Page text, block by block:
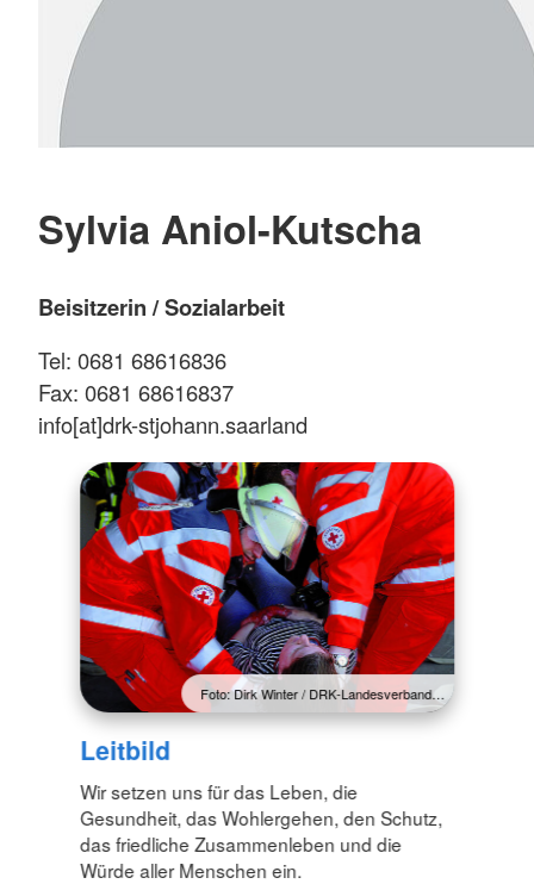
Sylvia Aniol-Kutscha
Beisitzerin / Sozialarbeit
Tel: 0681 68616836
Fax: 0681 68616837
info[at]drk-stjohann.saarland
Foto: Dirk Winter / DRK-Landesverband…
Leitbild
Wir setzen uns für das Leben, die
Gesundheit, das Wohlergehen, den Schutz,
das friedliche Zusammenleben und die
Würde aller Menschen ein.